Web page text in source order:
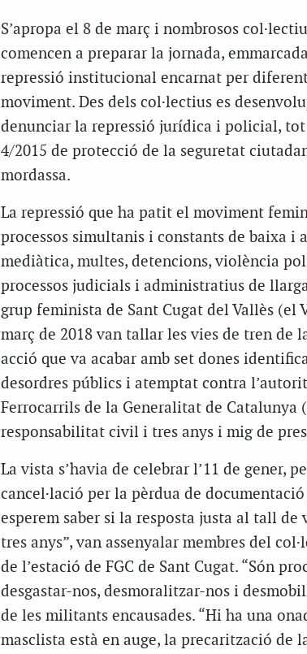
S’apropa el 8 de març i nombrosos
comencen a preparar la jornada,
repressió institucional encarnat per
moviment. Des dels col·lectius es
denunciar la repressió jurídica i policial,
4/2015 de protecció de la seguretat
mordassa.
La repressió que ha patit el moviment
processos simultanis i constants de baixa
mediàtica, multes, detencions, violència
processos judicials i administratius de
grup feminista de Sant Cugat del Vallès (el
març de 2018 van tallar les vies de tren de
acció que va acabar amb set dones
desordres públics i atemptat contra
Ferrocarrils de la Generalitat de Catalunya
responsabilitat civil i tres anys i mig de
La vista s’havia de celebrar l’11 de gener,
cancel·lació per la pèrdua de
esperem saber si la resposta justa al tall
tres anys”, van assenyalar membres del
de l’estació de FGC de Sant Cugat. “Són
desgastar-nos, desmoralitzar-nos i
de les militants encausades. “Hi ha una
masclista està en auge, la precarització de